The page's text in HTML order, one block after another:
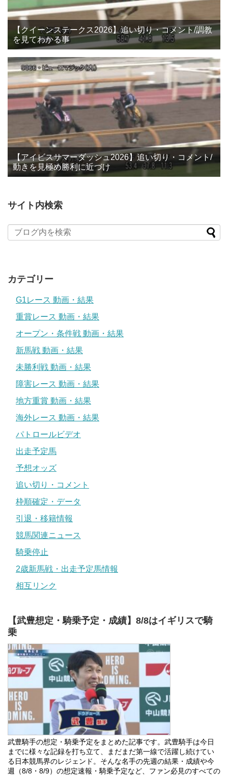
【クイーンステークス2026】追い切り・コメント/調教
を見てわかる事
【アイビスサマーダッシュ2026】追い切り・コメント/
動きを見極め勝利に近づけ
サイト内検索
カテゴリー
G1レース 動画・結果
重賞レース 動画・結果
オープン・条件戦 動画・結果
新馬戦 動画・結果
未勝利戦 動画・結果
障害レース 動画・結果
地方重賞 動画・結果
海外レース 動画・結果
パトロールビデオ
出走予定馬
予想オッズ
追い切り・コメント
枠順確定・データ
引退・移籍情報
競馬関連ニュース
騎乗停止
2歳新馬戦・出走予定馬情報
相互リンク
【武豊想定・騎乗予定・成績】8/8はイギリスで騎
乗
武豊騎手の想定・騎乗予定をまとめた記事です。武豊騎手は今日
までに様々な記録を打ち立て、まだまだ第一線で活躍し続けてい
る日本競馬界のレジェンド。そんな名手の先週の結果・成績や今
週（8/8・8/9）の想定速報・騎乗予定など、ファン必見のすべての